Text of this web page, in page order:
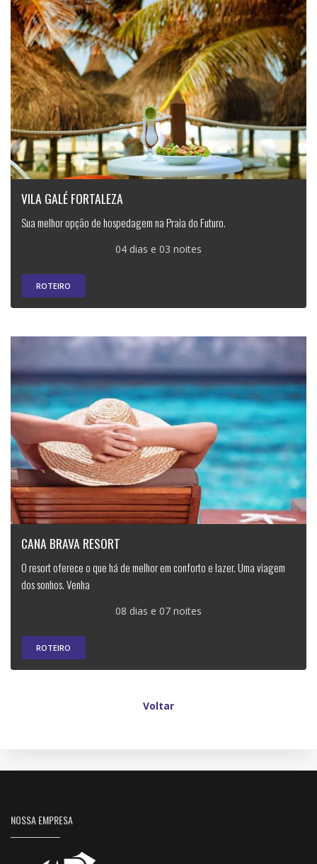
VILA GALÉ FORTALEZA
Sua melhor opção de hospedagem na Praia do Futuro.
04 dias e 03 noites
ROTEIRO
CANA BRAVA RESORT
O resort oferece o que há de melhor em conforto e lazer. Uma viagem
dos sonhos. Venha
08 dias e 07 noites
ROTEIRO
Voltar
NOSSA EMPRESA